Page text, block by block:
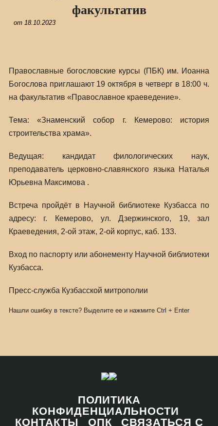
факультатив
от 18.10.2023
Православные богословские курсы (ПБК) им. Иоанна
Богослова приглашают 19 октября в четверг в 18:00 ч.
на факультатив «Православное краеведение».
Тема: «Знаменский собор г. Кемерово: история
строительства храма».
Ведущая: кандидат филологических наук,
преподаватель церковно-славянского языка Наталья
Юрьевна Максимова .
Встреча пройдёт в Научной библиотеке Кузбасса по
адресу: г. Кемерово, ул. Дзержинского, 19, зал
Краеведения, 2-ой этаж, 2-ой корпус, каб. 133.
Вход по паспорту или абонементу Научной библиотеки
Кузбасса.
Пресс-служба Кузбасской митрополии
Нашли ошибку в тексте? Выделите ее и нажмите Ctrl + Enter
ПОЛИТИКА
КОНФИДЕНЦИАЛЬНОСТИ
КОНТАКТЫ
ОПК СВЯЗАТЬСЯ С